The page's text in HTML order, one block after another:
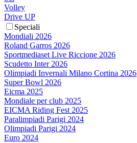
Volley
Drive UP
Speciali
Mondiali 2026
Roland Garros 2026
Sportmediaset Live Riccione 2026
Scudetto Inter 2026
Olimpiadi Invernali Milano Cortina 2026
Super Bowl 2026
Eicma 2025
Mondiale per club 2025
EICMA Riding Fest 2025
Paralimpiadi Parigi 2024
Olimpiadi Parigi 2024
Euro 2024